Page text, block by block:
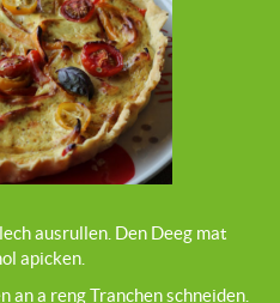
ausrullen. Den Deeg mat
apicken.
an a reng Tranchen schneiden.